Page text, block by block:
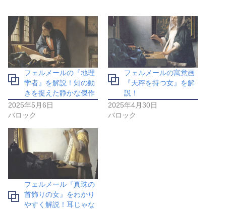
フェルメールの『地理
学者』を解説！知の動
きを捉えた静かな傑作
2025年5月6日
バロック
フェルメールの寓意画
『天秤を持つ女』を解
説！
2025年4月30日
バロック
フェルメール『真珠の
首飾りの女』をわかり
やすく解説！耳じゃな